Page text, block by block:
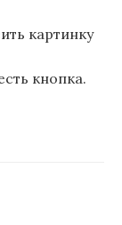
картинку
кнопка.